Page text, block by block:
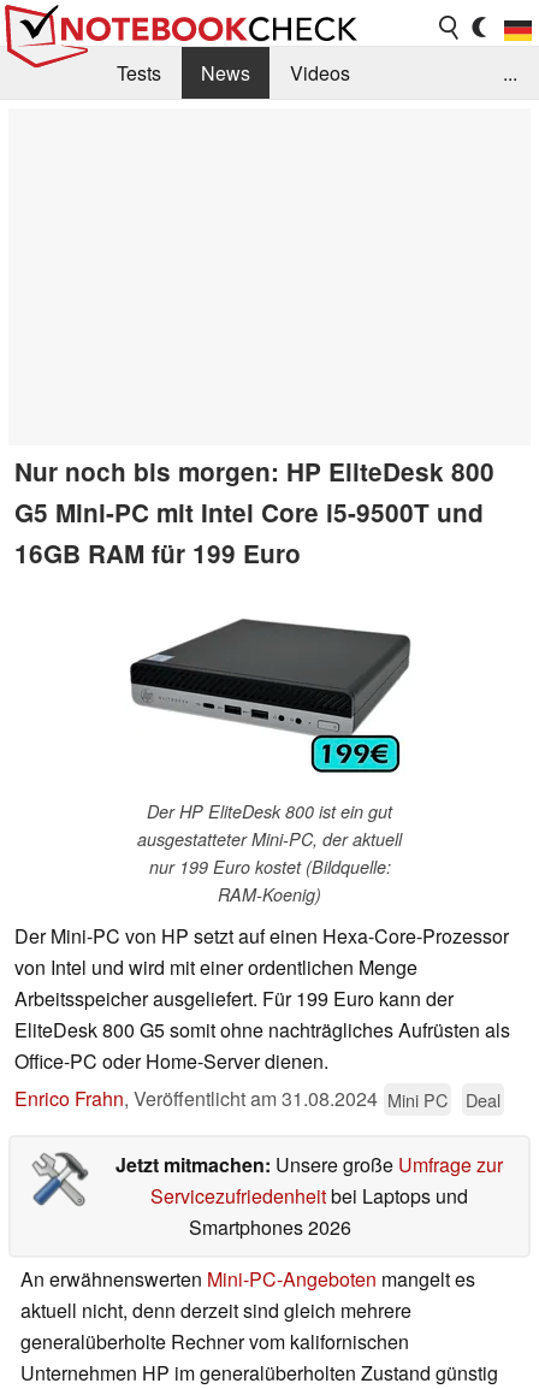
Tests News
Videos
...
Nur noch bis morgen: HP EliteDesk 800
G5 Mini-PC mit Intel Core i5-9500T und
16GB RAM für 199 Euro
Der HP EliteDesk 800 ist ein gut
ausgestatteter Mini-PC, der aktuell
nur 199 Euro kostet (Bildquelle:
RAM-Koenig)
Der Mini-PC von HP setzt auf einen Hexa-Core-Prozessor
von Intel und wird mit einer ordentlichen Menge
Arbeitsspeicher ausgeliefert. Für 199 Euro kann der
EliteDesk 800 G5 somit ohne nachträgliches Aufrüsten als
Office-PC oder Home-Server dienen.
Enrico Frahn, Veröffentlicht am31.08.2024 Mini PC Deal
Jetzt mitmachen: Unsere große Umfrage zur
Servicezufriedenheitbei Laptops und
Smartphones 2026
An erwähnenswerten Mini-PC-Angeboten mangelt es
aktuell nicht, denn derzeit sind gleich mehrere
generalüberholte Rechner vom kalifornischen
Unternehmen HP im generalüberholten Zustand günstig